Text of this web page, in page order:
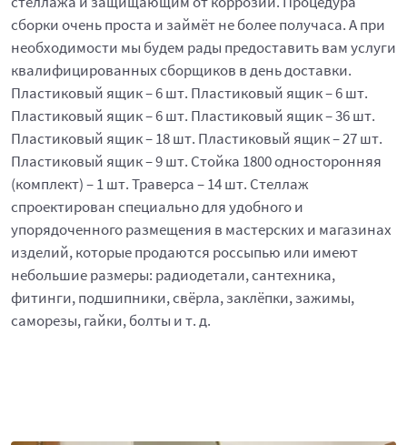
сборки очень проста и займёт не более получаса. А при
необходимости мы будем рады предоставить вам услуги
квалифицированных сборщиков в день доставки.
Пластиковый ящик – 6 шт. Пластиковый ящик – 6 шт.
Пластиковый ящик – 6 шт. Пластиковый ящик – 36 шт.
Пластиковый ящик – 18 шт. Пластиковый ящик – 27 шт.
Пластиковый ящик – 9 шт. Стойка 1800 односторонняя
(комплект) – 1 шт. Траверса – 14 шт. Стеллаж
спроектирован специально для удобного и
упорядоченного размещения в мастерских и магазинах
изделий, которые продаются россыпью или имеют
небольшие размеры: радиодетали, сантехника,
фитинги, подшипники, свёрла, заклёпки, зажимы,
саморезы, гайки, болты и т. д.